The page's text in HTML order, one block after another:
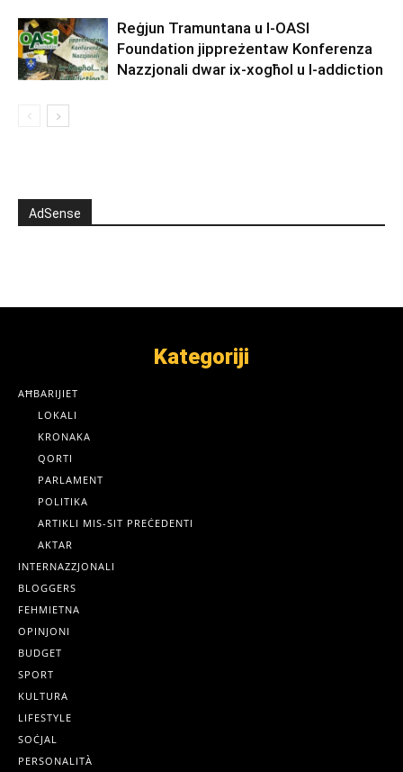
Reġjun Tramuntana u l-OASI
Foundation jippreżentaw Konferenza
Nazzjonali dwar ix-xogħol u l-addiction
AdSense
Kategoriji
AĦBARIJIET
LOKALI
KRONAKA
QORTI
PARLAMENT
POLITIKA
ARTIKLI MIS-SIT PREĊEDENTI
AKTAR
INTERNAZZJONALI
BLOGGERS
FEHMIETNA
OPINJONI
BUDGET
SPORT
KULTURA
LIFESTYLE
SOĊJAL
PERSONALITÀ